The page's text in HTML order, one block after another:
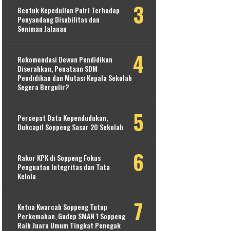
Bentuk Kepedulian Polri Terhadap
Penyandang Disabilitas dan
Seniman Jalanan
Rekomendasi Dewan Pendidikan
Diserahkan, Penataan SDM
Pendidikan dan Mutasi Kepala Sekolah
Segera Bergulir?
Percepat Data Kependudukan,
Dukcapil Soppeng Sasar 20 Sekolah
Rakor KPK di Soppeng Fokus
Penguatan Integritas dan Tata
Kelola
Ketua Kwarcab Soppeng Tutup
Perkemahan, Gudep SMAN 1 Soppeng
Raih Juara Umum Tingkat Penegak